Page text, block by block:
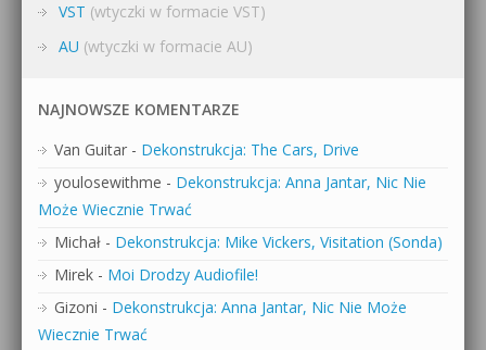
VST (wtyczki w formacie VST)
AU (wtyczki w formacie AU)
NAJNOWSZE KOMENTARZE
Van Guitar - Dekonstrukcja: The Cars, Drive
youlosewithme - Dekonstrukcja: Anna Jantar, Nic Nie
Może Wiecznie Trwać
Michał - Dekonstrukcja: Mike Vickers, Visitation (Sonda)
Mirek - Moi Drodzy Audiofile!
Gizoni - Dekonstrukcja: Anna Jantar, Nic Nie Może
Wiecznie Trwać